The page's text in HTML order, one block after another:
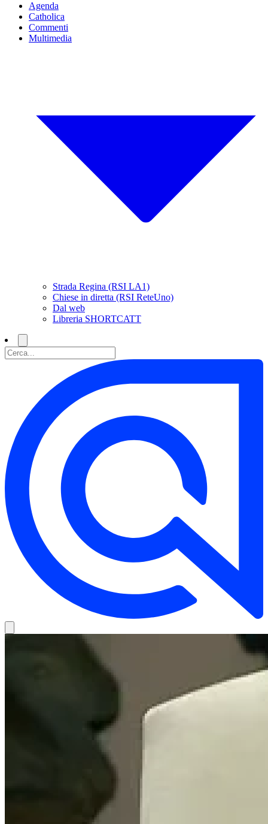
Agenda
Catholica
Commenti
Multimedia
Strada Regina (RSI LA1)
Chiese in diretta (RSI ReteUno)
Dal web
Libreria SHORTCATT